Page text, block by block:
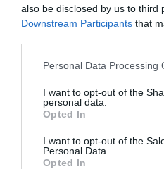
also be disclosed by us to third
Downstream Participants that
Please note that this website/
not limited to your visit or
grant or deny consent to
use your data for below
consent section.
Personal Data Processing
I want to opt-out of the
personal data.
Opted In
I want to opt-out of the
Personal Data.
Opted In
αναζωογόνηση και την λάμψη.
Άργκαν ενισχύουν την
εκχύλισμα της καλέντουλας
επιδερμίδα.
Κατάλληλη
PARABENS & SILICONE FREE